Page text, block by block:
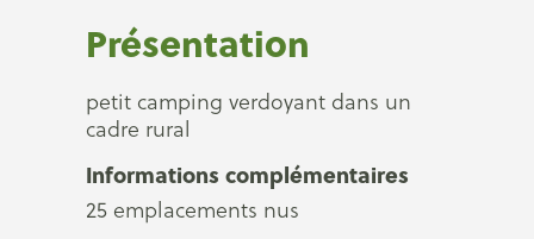
Présentation
petit camping verdoyant dans un
cadre rural
Informations complémentaires
25 emplacements nus